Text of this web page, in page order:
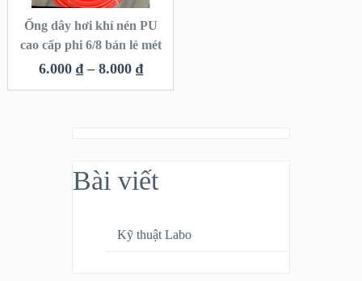
Ống dây hơi khí nén PU
cao cấp phi 6/8 bán lẻ mét
6.000 ₫ – 8.000 ₫
Bài viết
Kỹ thuật Labo